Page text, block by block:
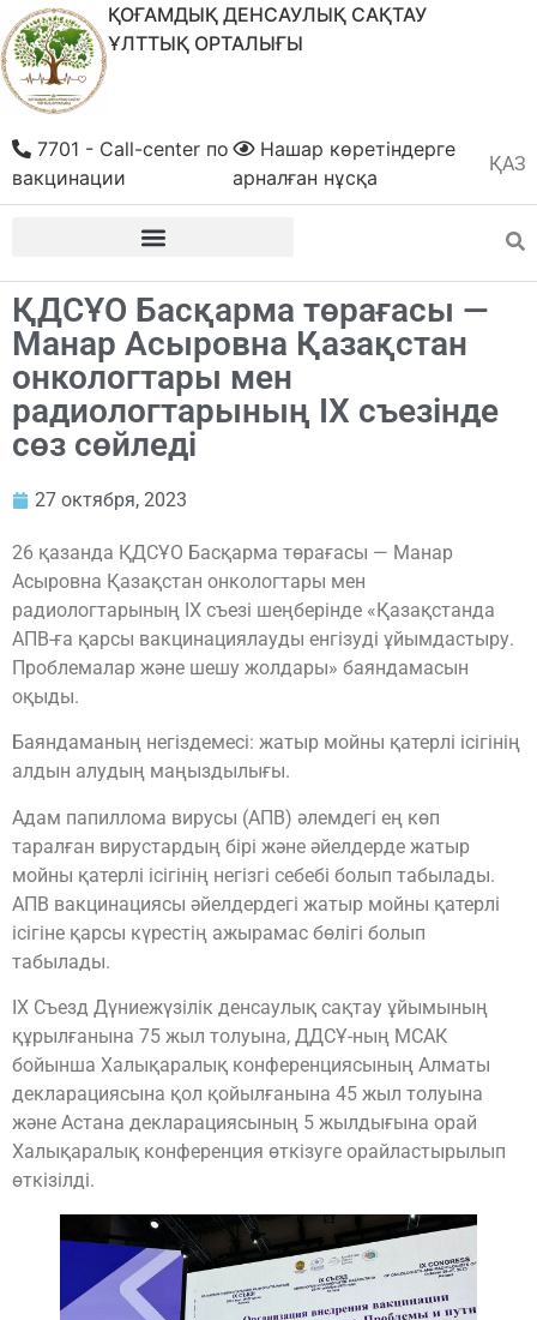
ҚОҒАМДЫҚ ДЕНСАУЛЫҚ САҚТАУ
ҰЛТТЫҚ ОРТАЛЫҒЫ
ҚАЗ
РУС
Нашар көретіндерге
арналған нұсқа
7701 - Call-center по
вакцинации
ҚДСҰО Басқарма төрағасы —
Манар Асыровна Қазақстан
онкологтары мен
радиологтарының IX съезінде
сөз сөйледі
27 октября, 2023
26 қазанда ҚДСҰО Басқарма төрағасы — Манар
Асыровна Қазақстан онкологтары мен
радиологтарының IX съезі шеңберінде «Қазақстанда
АПВ-ға қарсы вакцинациялауды енгізуді ұйымдастыру.
Проблемалар және шешу жолдары» баяндамасын
оқыды.
Баяндаманың негіздемесі: жатыр мойны қатерлі ісігінің
алдын алудың маңыздылығы.
Адам папиллома вирусы (АПВ) әлемдегі ең көп
таралған вирустардың бірі және әйелдерде жатыр
мойны қатерлі ісігінің негізгі себебі болып табылады.
АПВ вакцинациясы әйелдердегі жатыр мойны қатерлі
ісігіне қарсы күрестің ажырамас бөлігі болып
табылады.
IX Съезд Дүниежүзілік денсаулық сақтау ұйымының
құрылғанына 75 жыл толуына, ДДСҰ-ның МСАК
бойынша Халықаралық конференциясының Алматы
декларациясына қол қойылғанына 45 жыл толуына
және Астана декларациясының 5 жылдығына орай
Халықаралық конференция өткізуге орайластырылып
өткізілді.